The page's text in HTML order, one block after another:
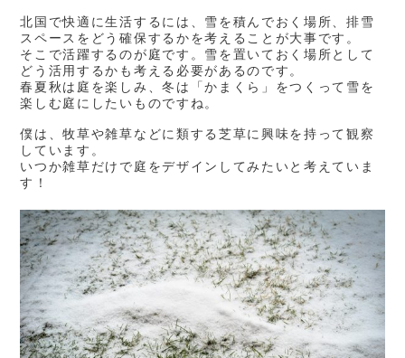
北国で快適に生活するには、雪を積んでおく場所、排雪
スペースをどう確保するかを考えることが大事です。
そこで活躍するのが庭です。雪を置いておく場所として
どう活用するかも考える必要があるのです。
春夏秋は庭を楽しみ、冬は「かまくら」をつくって雪を
楽しむ庭にしたいものですね。
僕は、牧草や雑草などに類する芝草に興味を持って観察
しています。
いつか雑草だけで庭をデザインしてみたいと考えていま
す！